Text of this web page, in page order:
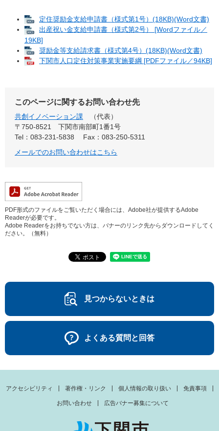
定住奨励金支給申請書（様式第1号）(18KB)(Word文書)
出産祝い金支給申請書（様式第2号） [Wordファイル／
19KB]
奨励金等支給請求書（様式第4号）(18KB)(Word文書)
下関市人口定住対策事業実施要綱 [PDFファイル／94KB]
このページに関するお問い合わせ先
共創イノベーション課
代表
〒750-8521
下関市南部町1番1号
Tel：083-231-5838
Fax：083-250-5311
メールでのお問い合わせはこちら
PDF形式のファイルをご覧いただく場合には、Adobe社が提供するAdobe
Readerが必要です。
Adobe Readerをお持ちでない方は、バナーのリンク先からダウンロードしてく
ださい。（無料）
見つからないときは
よくある質問と回答
アクセシビリティ 著作権・リンク 個人情報の取り扱い 免責事項
お問い合わせ 広告バナー募集について